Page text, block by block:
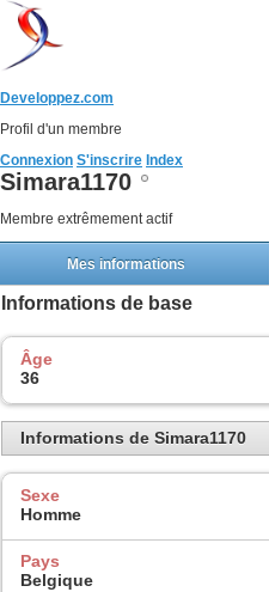
Developpez.com
Profil d'un membre
Connexion S'inscrire Index
Simara1170
Membre extrêmement actif
Mes informations
Informations de base
Âge
36
Informations de Simara1170
Sexe
Homme
Pays
Belgique